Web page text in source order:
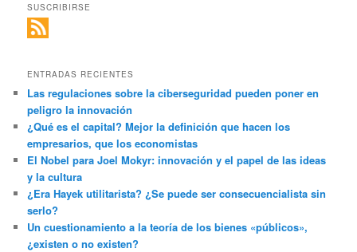
SUSCRIBIRSE
ENTRADAS RECIENTES
Las regulaciones sobre la ciberseguridad pueden poner en
peligro la innovación
¿Qué es el capital? Mejor la definición que hacen los
empresarios, que los economistas
El Nobel para Joel Mokyr: innovación y el papel de las ideas
y la cultura
¿Era Hayek utilitarista? ¿Se puede ser consecuencialista sin
serlo?
Un cuestionamiento a la teoría de los bienes «públicos»,
¿existen o no existen?